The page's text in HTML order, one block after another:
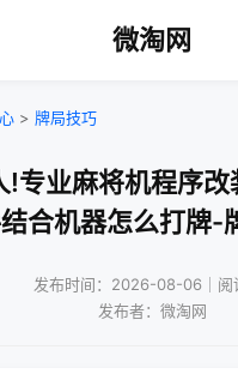
微淘网
> 牌局技巧
!专业麻将机程序改
合机器怎么打牌-
发布时间：2026-08-06｜阅
发布者：微淘网